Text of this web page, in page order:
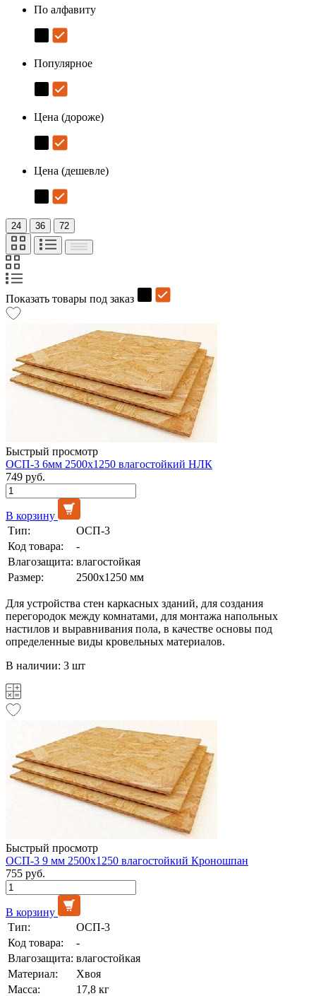
По алфавиту
Популярное
Цена (дороже)
Цена (дешевле)
24 36 72
Показать товары под заказ
Быстрый просмотр
ОСП-3 6мм 2500х1250 влагостойкий НЛК
749 руб.
В корзину
Тип:
ОСП-3
Код товара:
-
Влагозащита: влагостойкая
Размер:
2500х1250 мм
Для устройства стен каркасных зданий, для создания
перегородок между комнатами, для монтажа напольных
настилов и выравнивания пола, в качестве основы под
определенные виды кровельных материалов.
В наличии: 3 шт
Быстрый просмотр
ОСП-3 9 мм 2500х1250 влагостойкий Кроношпан
755 руб.
В корзину
Тип:
ОСП-3
Код товара:
-
Влагозащита: влагостойкая
Материал:
Хвоя
Масса:
17,8 кг